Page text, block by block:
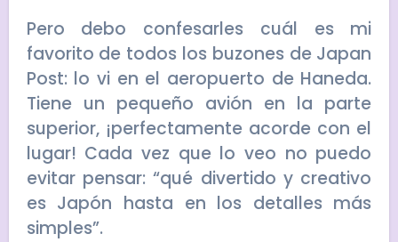
Pero debo confesarles cuál es mi
favorito de todos los buzones de Japan
Post: lo vi en el aeropuerto de Haneda.
Tiene un pequeño avión en la parte
superior, ¡perfectamente acorde con el
lugar! Cada vez que lo veo no puedo
evitar pensar: “qué divertido y creativo
es Japón hasta en los detalles más
simples”.